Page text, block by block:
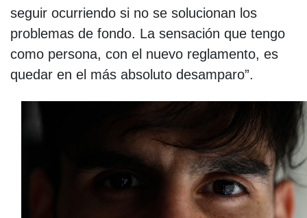
seguir ocurriendo si no se solucionan los
problemas de fondo. La sensación que tengo
como persona, con el nuevo reglamento, es
quedar en el más absoluto desamparo”.